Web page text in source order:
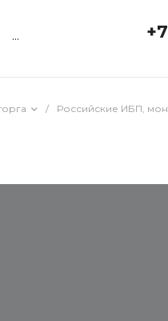
...
/ Российские ИБП,